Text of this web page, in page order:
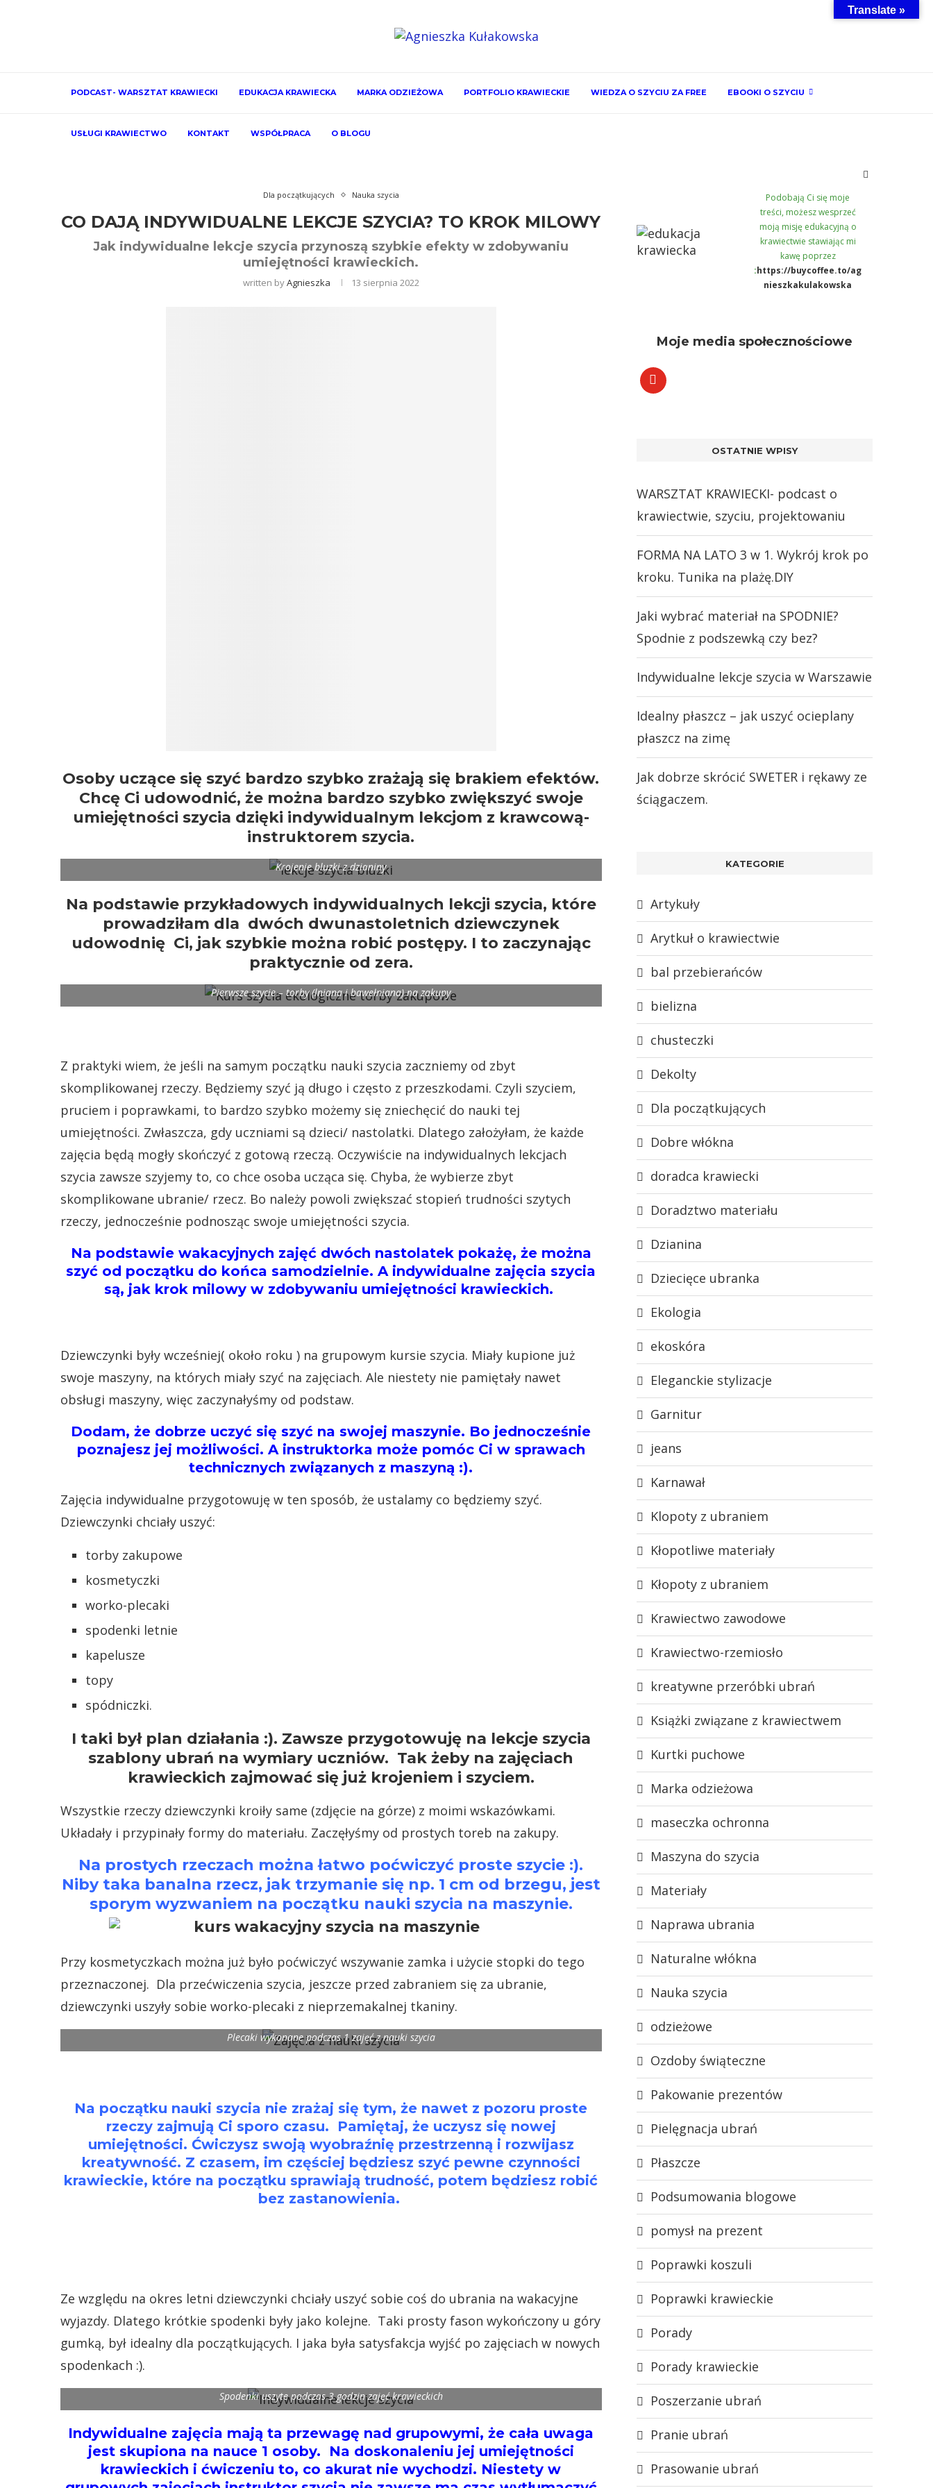
PODCAST- WARSZTAT KRAWIECKI EDUKACJA KRAWIECKA MARKA ODZIEŻOWA PORTFOLIO KRAWIECKIE WIEDZA O SZYCIU ZA FREE EBOOKI O SZYCIU
USŁUGI KRAWIECTWO KONTAKT WSPÓŁPRACA O BLOGU
Dla początkujących Nauka szycia
CO DAJĄ INDYWIDUALNE LEKCJE SZYCIA? TO KROK MILOWY
Jak indywidualne lekcje szycia przynoszą szybkie efekty w zdobywaniu
umiejętności krawieckich.
written byAgnieszka 13 sierpnia 2022
Osoby uczące się szyć bardzo szybko zrażają się brakiem efektów.
Chcę Ci udowodnić, że można bardzo szybko zwiększyć swoje
umiejętności szycia dzięki indywidualnym lekcjom z krawcową-
instruktorem szycia.
Krojenie bluzki z dzianiny
Na podstawie przykładowych indywidualnych lekcji szycia, które
prowadziłam dla dwóch dwunastoletnich dziewczynek
udowodnię Ci, jak szybkie można robić postępy. I to zaczynając
praktycznie od zera.
Pierwsze szycie – torby (lniana i bawełniana) na zakupy
Z praktyki wiem, że jeśli na samym początku nauki szycia zaczniemy od zbyt
skomplikowanej rzeczy. Będziemy szyć ją długo i często z przeszkodami. Czyli szyciem,
pruciem i poprawkami, to bardzo szybko możemy się zniechęcić do nauki tej
umiejętności. Zwłaszcza, gdy uczniami są dzieci/ nastolatki. Dlatego założyłam, że każde
zajęcia będą mogły skończyć z gotową rzeczą. Oczywiście na indywidualnych lekcjach
szycia zawsze szyjemy to, co chce osoba ucząca się. Chyba, że wybierze zbyt
skomplikowane ubranie/ rzecz. Bo należy powoli zwiększać stopień trudności szytych
rzeczy, jednocześnie podnosząc swoje umiejętności szycia.
Na podstawie wakacyjnych zajęć dwóch nastolatek pokażę, że można
szyć od początku do końca samodzielnie. A indywidualne zajęcia szycia
są, jak krok milowy w zdobywaniu umiejętności krawieckich.
Dziewczynki były wcześniej( około roku ) na grupowym kursie szycia. Miały kupione już
swoje maszyny, na których miały szyć na zajęciach. Ale niestety nie pamiętały nawet
obsługi maszyny, więc zaczynałyśmy od podstaw.
Dodam, że dobrze uczyć się szyć na swojej maszynie. Bo jednocześnie
poznajesz jej możliwości. A instruktorka może pomóc Ci w sprawach
technicznych związanych z maszyną :).
Zajęcia indywidualne przygotowuję w ten sposób, że ustalamy co będziemy szyć.
Dziewczynki chciały uszyć:
torby zakupowe
kosmetyczki
worko-plecaki
spodenki letnie
kapelusze
topy
spódniczki.
I taki był plan działania :). Zawsze przygotowuję na lekcje szycia
szablony ubrań na wymiary uczniów. Tak żeby na zajęciach
krawieckich zajmować się już krojeniem i szyciem.
Wszystkie rzeczy dziewczynki kroiły same (zdjęcie na górze) z moimi wskazówkami.
Układały i przypinały formy do materiału. Zaczęłyśmy od prostych toreb na zakupy.
Na prostych rzeczach można łatwo poćwiczyć proste szycie :).
Niby taka banalna rzecz, jak trzymanie się np. 1 cm od brzegu, jest
sporym wyzwaniem na początku nauki szycia na maszynie.
Przy kosmetyczkach można już było poćwiczyć wszywanie zamka i użycie stopki do tego
przeznaczonej. Dla przećwiczenia szycia, jeszcze przed zabraniem się za ubranie,
dziewczynki uszyły sobie worko-plecaki z nieprzemakalnej tkaniny.
Plecaki wykonane podczas 1 zajęć z nauki szycia
Na początku nauki szycia nie zrażaj się tym, że nawet z pozoru proste
rzeczy zajmują Ci sporo czasu. Pamiętaj, że uczysz się nowej
umiejętności. Ćwiczysz swoją wyobraźnię przestrzenną i rozwijasz
kreatywność. Z czasem, im częściej będziesz szyć pewne czynności
krawieckie, które na początku sprawiają trudność, potem będziesz robić
bez zastanowienia.
Ze względu na okres letni dziewczynki chciały uszyć sobie coś do ubrania na wakacyjne
wyjazdy. Dlatego krótkie spodenki były jako kolejne. Taki prosty fason wykończony u góry
gumką, był idealny dla początkujących. I jaka była satysfakcja wyjść po zajęciach w nowych
spodenkach :).
Spodenki uszyte podczas 3 godzin zajęć krawieckich
Indywidualne zajęcia mają ta przewagę nad grupowymi, że cała uwaga
jest skupiona na nauce 1 osoby. Na doskonaleniu jej umiejętności
krawieckich i ćwiczeniu to, co akurat nie wychodzi. Niestety w
Podobają Ci się moje
treści, możesz wesprzeć
moją misję edukacyjną o
krawiectwie stawiając mi
kawę poprzez
:https://buycoffee.to/ag
nieszkakulakowska
Moje media społecznościowe
OSTATNIE WPISY
WARSZTAT KRAWIECKI- podcast o
krawiectwie, szyciu, projektowaniu
FORMA NA LATO 3 w 1. Wykrój krok po
kroku. Tunika na plażę.DIY
Jaki wybrać materiał na SPODNIE?
Spodnie z podszewką czy bez?
Indywidualne lekcje szycia w Warszawie
Idealny płaszcz – jak uszyć ocieplany
płaszcz na zimę
Jak dobrze skrócić SWETER i rękawy ze
ściągaczem.
KATEGORIE
Artykuły
Arytkuł o krawiectwie
bal przebierańców
bielizna
chusteczki
Dekolty
Dla początkujących
Dobre włókna
doradca krawiecki
Doradztwo materiału
Dzianina
Dziecięce ubranka
Ekologia
ekoskóra
Eleganckie stylizacje
Garnitur
jeans
Karnawał
Klopoty z ubraniem
Kłopotliwe materiały
Kłopoty z ubraniem
Krawiectwo zawodowe
Krawiectwo-rzemiosło
kreatywne przeróbki ubrań
Książki związane z krawiectwem
Kurtki puchowe
Marka odzieżowa
maseczka ochronna
Maszyna do szycia
Materiały
Naprawa ubrania
Naturalne włókna
Nauka szycia
odzieżowe
Ozdoby świąteczne
Pakowanie prezentów
Pielęgnacja ubrań
Płaszcze
Podsumowania blogowe
pomysł na prezent
Poprawki koszuli
Poprawki krawieckie
Porady
Porady krawieckie
Poszerzanie ubrań
Pranie ubrań
Prasowanie ubrań
Translate »